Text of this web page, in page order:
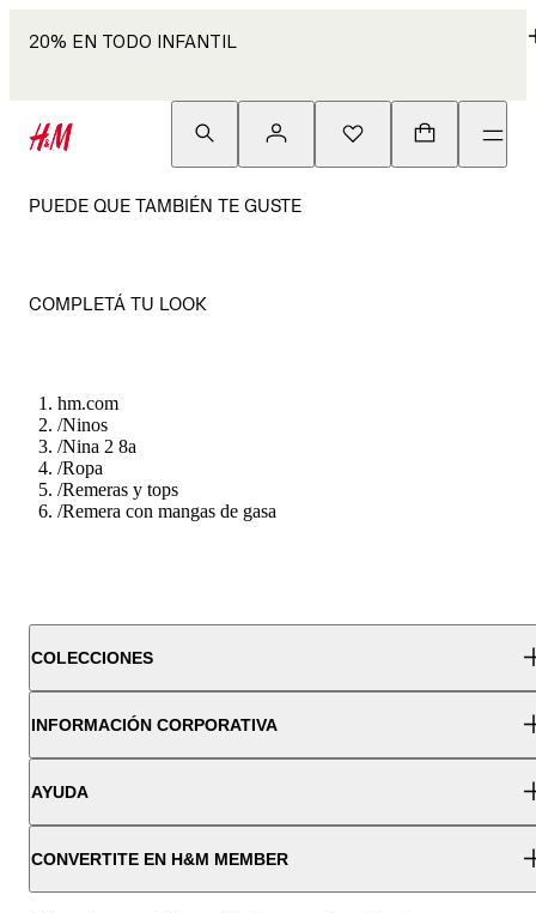
20% EN TODO INFANTIL
PUEDE QUE TAMBIÉN TE GUSTE
COMPLETÁ TU LOOK
hm.com
/Ninos
/Nina 2 8a
/Ropa
/Remeras y tops
/Remera con mangas de gasa
COLECCIONES
INFORMACIÓN CORPORATIVA
AYUDA
CONVERTITE EN H&M MEMBER